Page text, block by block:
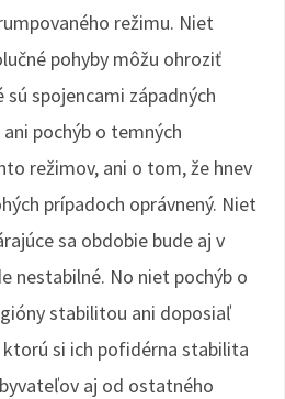
režimu. Niet
pohyby môžu ohroziť
spojencami západných
pochýb o temných
režimov, ani o tom, že hnev
prípadoch oprávnený. Niet
sa obdobie bude aj v
nestabilné. No niet pochýb o
stabilitou ani doposiaľ
ktorú si ich pofidérna stabilita
aj od ostatného